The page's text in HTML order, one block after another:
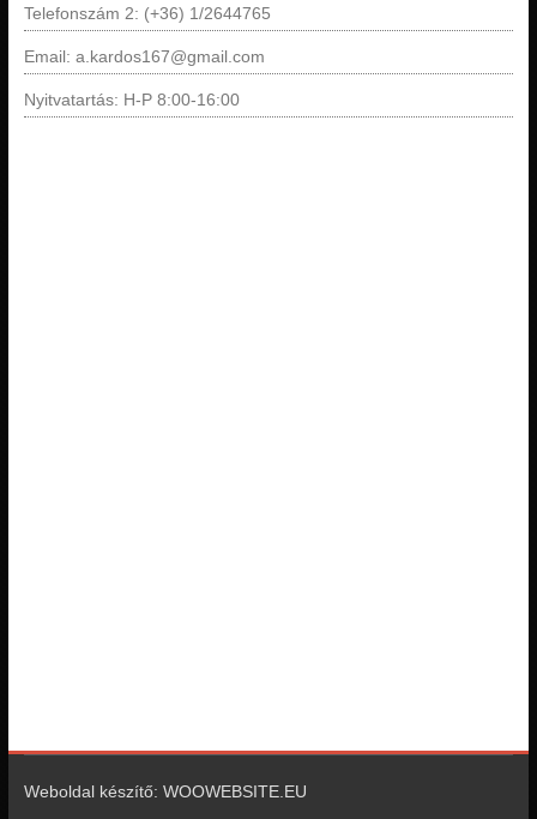
Telefonszám 2: (+36) 1/2644765
Email: a.kardos167@gmail.com
Nyitvatartás: H-P 8:00-16:00
Weboldal készítő: WOOWEBSITE.EU